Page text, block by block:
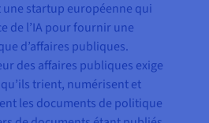
une startup européenne qui
de l’IA pour fournir une
d’affaires publiques.
des affaires publiques exige
trient, numérisent et
les documents de politique